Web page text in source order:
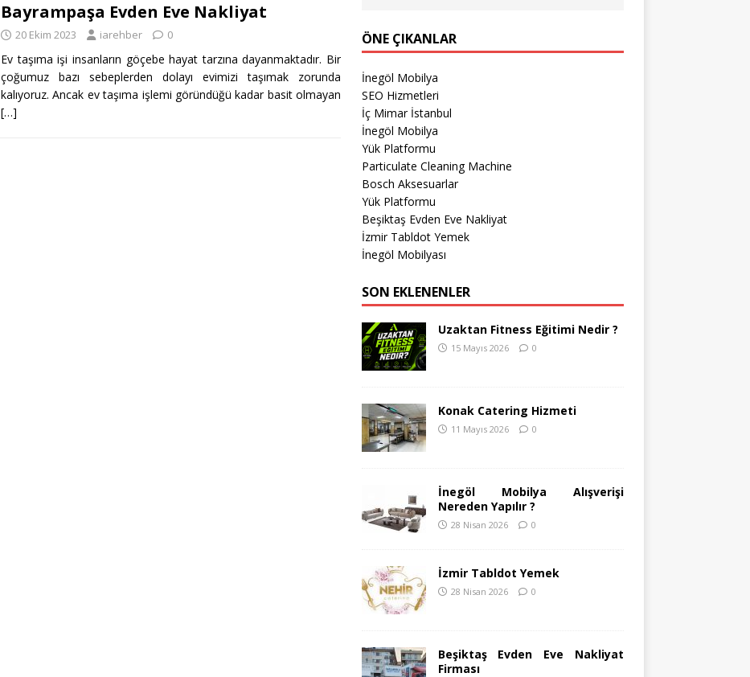
Bayrampaşa Evden Eve Nakliyat
20 Ekim 2023 iarehber 0
Ev taşıma işi insanların göçebe hayat tarzına dayanmaktadır. Bir
çoğumuz bazı sebeplerden dolayı evimizi taşımak zorunda
kalıyoruz. Ancak ev taşıma işlemi göründüğü kadar basit olmayan
[…]
ÖNE ÇIKANLAR
İnegöl Mobilya
SEO Hizmetleri
İç Mimar İstanbul
İnegöl Mobilya
Yük Platformu
Particulate Cleaning Machine
Bosch Aksesuarlar
Yük Platformu
Beşiktaş Evden Eve Nakliyat
İzmir Tabldot Yemek
İnegöl Mobilyası
SON EKLENENLER
Uzaktan Fitness Eğitimi Nedir ?
15 Mayıs 2026 0
Konak Catering Hizmeti
11 Mayıs 2026 0
İnegöl Mobilya Alışverişi
Nereden Yapılır ?
28 Nisan 2026 0
İzmir Tabldot Yemek
28 Nisan 2026 0
Beşiktaş Evden Eve Nakliyat
Firması